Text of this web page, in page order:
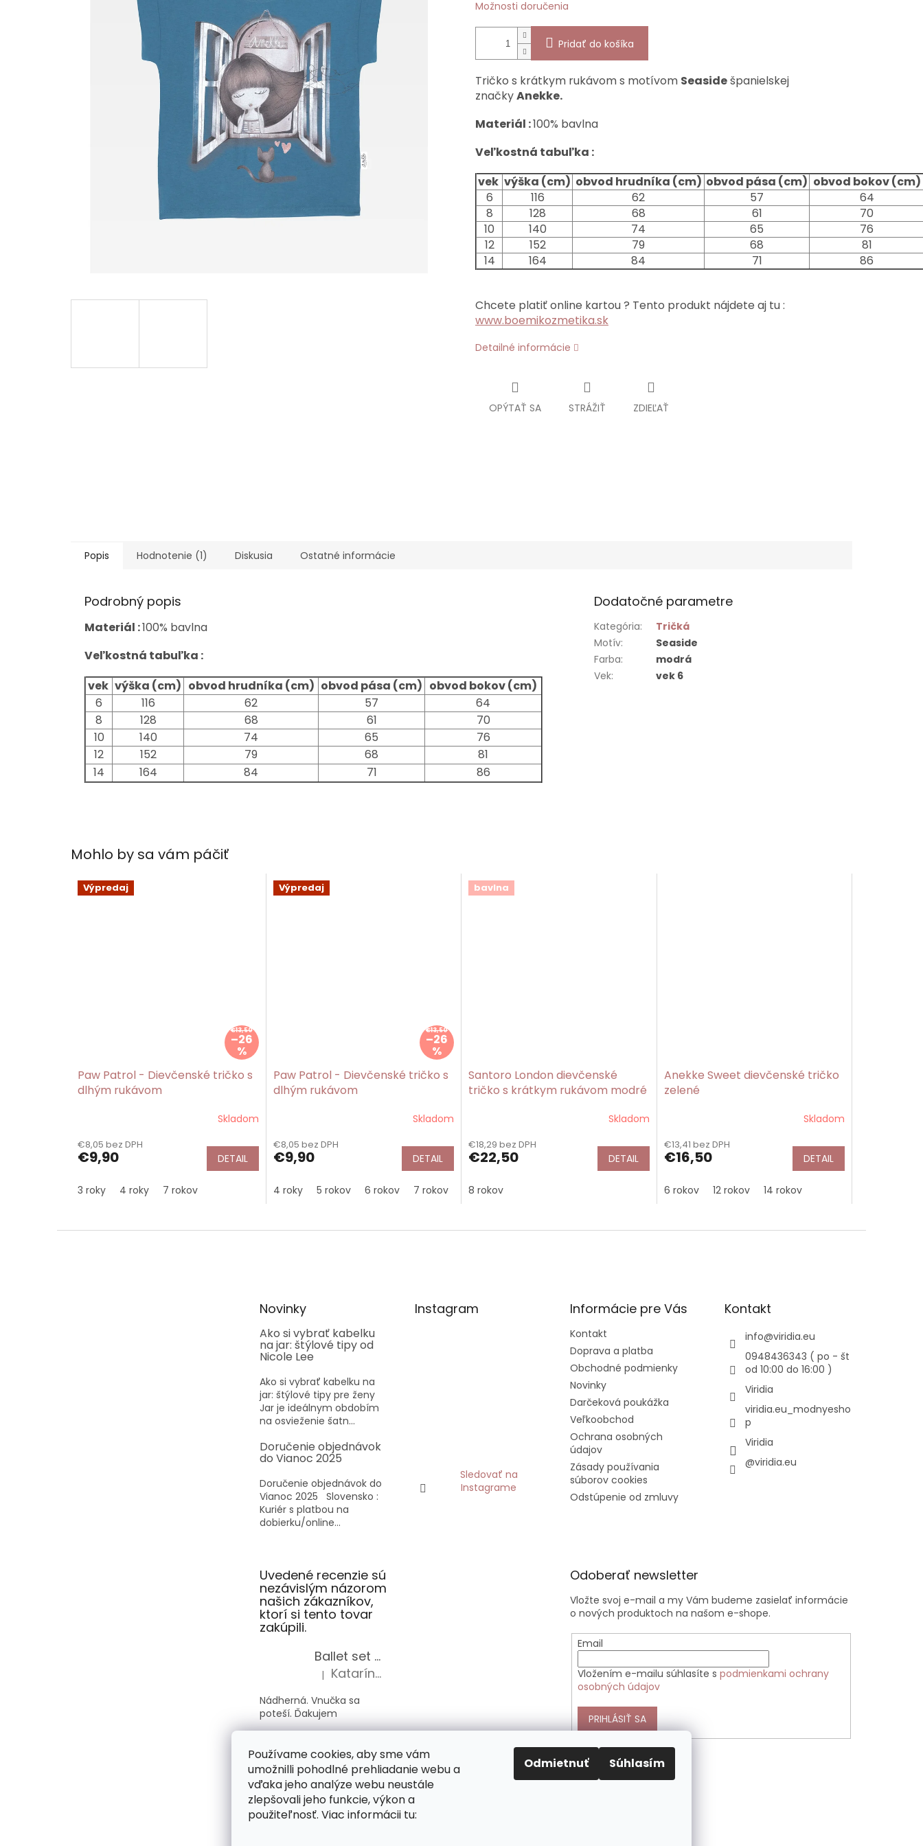
Používame cookies, aby sme vám
umožnilli pohodlné prehliadanie webu a
vďaka jeho analýze webu neustále
zlepšovali jeho funkcie, výkon a
použiteľnosť. Viac informácii tu:
Odmietnuť Súhlasím
Možnosti doručenia
Pridať do košíka
Tričko s krátkym rukávom s motívom Seasidešpanielskej
značkyAnekke.
Materiál :100% bavlna
Veľkostná tabuľka :
vek výška (cm) obvod hrudníka (cm) obvod pása (cm) obvod bokov (cm)
6
116 62 57
64
8
128 68 61
70
10
140 74 65
76
12
152 79 68
81
14
164 84 71 86
Chcete platiť online kartou ? Tento produkt nájdete aj tu :
www.boemikozmetika.sk
Detailné informácie
OPÝTAŤ SA STRÁŽIŤ ZDIEĽAŤ
Mohlo by sa vám páčiť
Výpredaj
€13,50
–26
%
Paw Patrol - Dievčenské tričko s
dlhým rukávom
Skladom
€8,05 bez DPH
€9,90 DETAIL
3 roky 4 roky 7 rokov
Výpredaj
€13,50
–26
%
Paw Patrol - Dievčenské tričko s
dlhým rukávom
Skladom
€8,05 bez DPH
€9,90 DETAIL
4 roky 5 rokov 6 rokov 7 rokov 8 rokov
bavlna
Santoro London dievčenské
tričko s krátkym rukávom modré
Skladom
€18,29 bez DPH
€22,50 DETAIL
8 rokov
Anekke Sweet dievčenské tričko
zelené
Skladom
€13,41 bez DPH
€16,50 DETAIL
6 rokov 12 rokov 14 rokov
Popis Hodnotenie (1) Diskusia Ostatné informácie
Podrobný popis
Materiál :100% bavlna
Veľkostná tabuľka :
vek výška (cm) obvod hrudníka (cm) obvod pása (cm) obvod bokov (cm)
6
116 62 57
64
8
128 68 61
70
10
140 74 65
76
12
152 79 68
81
14
164 84 71 86
Dodatočné parametre
Kategória:
Tričká
Motív:
Seaside
Farba:
modrá
Vek: vek 6
Novinky
Ako si vybrať kabelku
na jar: štýlové tipy od
Nicole Lee
Ako si vybrať kabelku na
jar: štýlové tipy pre ženy
Jar je ideálnym obdobím
na osvieženie šatn...
Doručenie objednávok
do Vianoc 2025
Doručenie objednávok do
Vianoc 2025 Slovensko :
Kuriér s platbou na
dobierku/online...
Instagram
Sledovať na
Instagrame
Informácie pre Vás
Kontakt
Doprava a platba
Obchodné podmienky
Novinky
Darčeková poukážka
Veľkoobchod
Ochrana osobných
údajov
Zásady používania
súborov cookies
Odstúpenie od zmluvy
Kontakt
info@viridia.eu
0948436343 ( po - št
od 10:00 do 16:00 )
Viridia
viridia.eu_modnyesho
p
Viridia
@viridia.eu
Uvedené recenzie sú
nezávislým názorom
našich zákazníkov,
ktorí si tento tovar
zakúpili.
Ballet set školská taška, nerezová fľaša a plný peračník s motívom baletky pre dievča
Hodnotenie produktu je 5 z 5 hviezdičiek.
| Katarína Sz.
Nádherná. Vnučka sa
poteší. Ďakujem
Hodnotenie produktu je 5 z 5 hviezdičiek.
| Alica Sz.
Kabelky Anekke sú veľmi
krásne a s nimi si vás
každý všimne. Táto
Odoberať newsletter
Vložte svoj e-mail a my Vám budeme zasielať informácie
o nových produktoch na našom e-shope.
Email
Vložením e-mailu súhlasíte spodmienkami ochrany
osobných údajov
PRIHLÁSIŤ SA